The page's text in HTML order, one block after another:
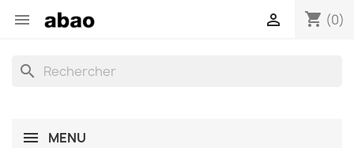
 shopping_cart (0)

search
MENU